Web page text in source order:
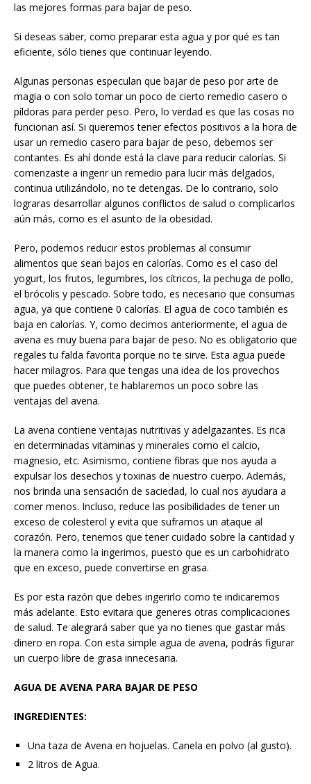
las mejores formas para bajar de peso.
Si deseas saber, como preparar esta agua y por qué es tan
eficiente, sólo tienes que continuar leyendo.
Algunas personas especulan que bajar de peso por arte de
magia o con solo tomar un poco de cierto remedio casero o
píldoras para perder peso. Pero, lo verdad es que las cosas no
funcionan así. Si queremos tener efectos positivos a la hora de
usar un remedio casero para bajar de peso, debemos ser
contantes. Es ahí donde está la clave para reducir calorías. Si
comenzaste a ingerir un remedio para lucir más delgados,
continua utilizándolo, no te detengas. De lo contrario, solo
lograras desarrollar algunos conflictos de salud o complicarlos
aún más, como es el asunto de la obesidad.
Pero, podemos reducir estos problemas al consumir
alimentos que sean bajos en calorías. Como es el caso del
yogurt, los frutos, legumbres, los cítricos, la pechuga de pollo,
el brócolis y pescado. Sobre todo, es necesario que consumas
agua, ya que contiene 0 calorías. El agua de coco también es
baja en calorías. Y, como decimos anteriormente, el agua de
avena es muy buena para bajar de peso. No es obligatorio que
regales tu falda favorita porque no te sirve. Esta agua puede
hacer milagros. Para que tengas una idea de los provechos
que puedes obtener, te hablaremos un poco sobre las
ventajas del avena.
La avena contiene ventajas nutritivas y adelgazantes. Es rica
en determinadas vitaminas y minerales como el calcio,
magnesio, etc. Asimismo, contiene fibras que nos ayuda a
expulsar los desechos y toxinas de nuestro cuerpo. Además,
nos brinda una sensación de saciedad, lo cual nos ayudara a
comer menos. Incluso, reduce las posibilidades de tener un
exceso de colesterol y evita que suframos un ataque al
corazón. Pero, tenemos que tener cuidado sobre la cantidad y
la manera como la ingerimos, puesto que es un carbohidrato
que en exceso, puede convertirse en grasa.
Es por esta razón que debes ingerirlo como te indicaremos
más adelante. Esto evitara que generes otras complicaciones
de salud. Te alegrará saber que ya no tienes que gastar más
dinero en ropa. Con esta simple agua de avena, podrás figurar
un cuerpo libre de grasa innecesaria.
AGUA DE AVENA PARA BAJAR DE PESO
INGREDIENTES:
Una taza de Avena en hojuelas. Canela en polvo (al gusto).
2 litros de Agua.